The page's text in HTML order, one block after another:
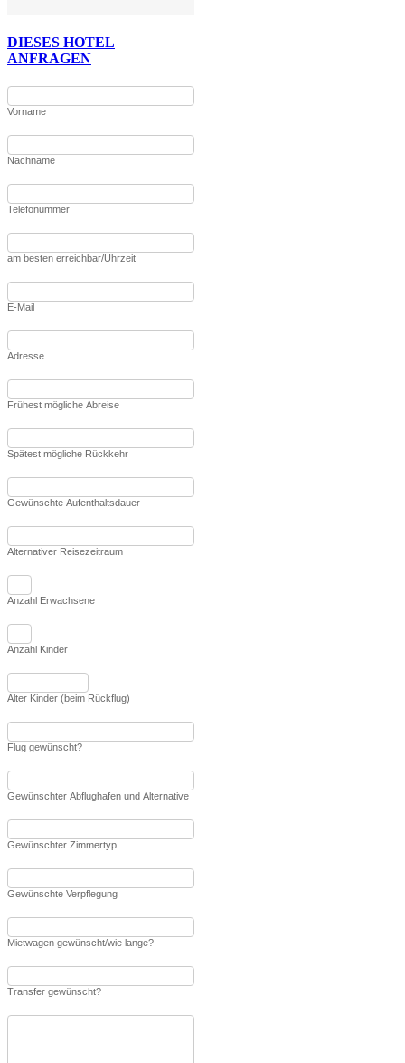
DIESES HOTEL
ANFRAGEN
Vorname
Nachname
Telefonummer
am besten erreichbar/Uhrzeit
E-Mail
Adresse
Frühest mögliche Abreise
Spätest mögliche Rückkehr
Gewünschte Aufenthaltsdauer
Alternativer Reisezeitraum
Anzahl Erwachsene
Anzahl Kinder
Alter Kinder (beim Rückflug)
Flug gewünscht?
Gewünschter Abflughafen und Alternative
Gewünschter Zimmertyp
Gewünschte Verpflegung
Mietwagen gewünscht/wie lange?
Transfer gewünscht?